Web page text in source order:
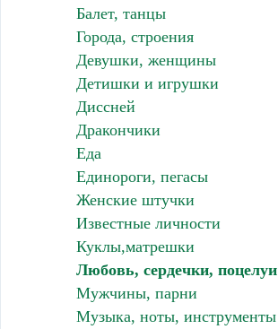
Балет, танцы
Города, строения
Девушки, женщины
Детишки и игрушки
Диссней
Дракончики
Еда
Единороги, пегасы
Женские штучки
Известные личности
Куклы,матрешки
Любовь, сердечки, поцелуи
Мужчины, парни
Музыка, ноты, инструменты